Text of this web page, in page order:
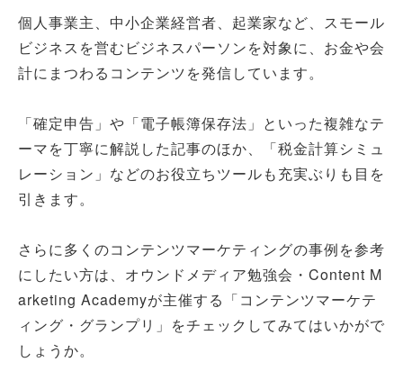
個人事業主、中小企業経営者、起業家など、スモール
ビジネスを営むビジネスパーソンを対象に、お金や会
計にまつわるコンテンツを発信しています。
「確定申告」や「電子帳簿保存法」といった複雑なテ
ーマを丁寧に解説した記事のほか、「税金計算シミュ
レーション」などのお役立ちツールも充実ぶりも目を
引きます。
さらに多くのコンテンツマーケティングの事例を参考
にしたい方は、オウンドメディア勉強会・Content M
arketing Academyが主催する「コンテンツマーケテ
ィング・グランプリ」をチェックしてみてはいかがで
しょうか。